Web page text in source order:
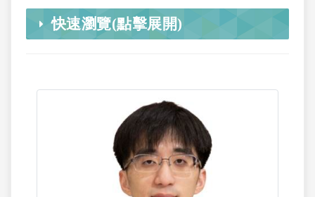
快速瀏覽(點擊展開)